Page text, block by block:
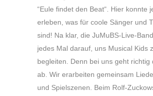
“Eule findet den Beat“. Hier konnte
erleben, was für coole Sänger und
sind! Na klar, die JuMuBS-Live-
jedes Mal darauf, uns Musical Kids
begleiten. Denn bei uns geht richtig
ab. Wir erarbeiten gemeinsam
und Spielszenen. Beim Rolf-